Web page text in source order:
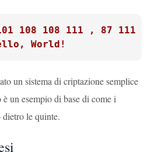
108 108 111 , 87 111
World!
un sistema di criptazione semplice
un esempio di base di come i
dietro le quinte.